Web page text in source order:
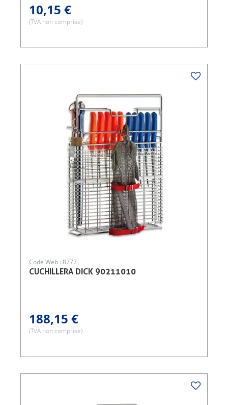
10,15 €
(TVA non comprise)
CUCHILLERA DICK 90211010
Code Web : 8777
188,15 €
(TVA non comprise)